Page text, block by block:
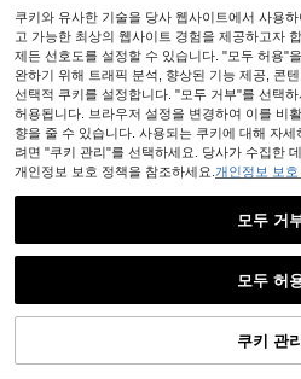
19% 할
쿠키와 유사한 기술을 당사 웹사이트에서 사용
고 가능한 최상의 웹사이트 경험을 제공하고자
제든 선호도를 설정할 수 있습니다. "모두 허용"
완하기 위해 트래픽 분석, 향상된 기능 제공, 콘
선택적 쿠키를 설정합니다. "모두 거부"를 선택
허용됩니다. 브라우저 설정을 변경하여 이를 비
향을 줄 수 있습니다. 사용되는 쿠키에 대해 자
려면 "쿠키 관리"를 선택하세요. 당사가 수집한
개인정보 보호 정책을 참조하세요. 개인정보 보
모두 거
모두 허
쿠키 관